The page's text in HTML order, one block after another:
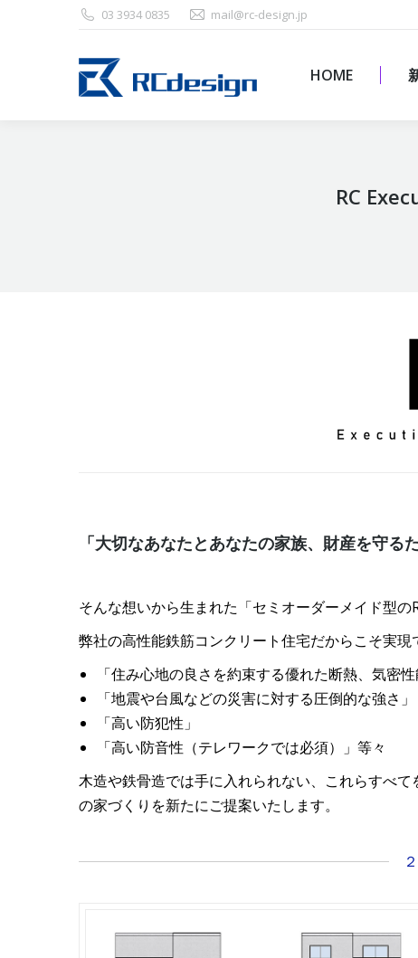
03 3934 0835 mail@rc-design.jp
HOME
RC
「大切なあなたとあなたの家族、財産を守る
そんな想いから生まれた「セミオーダーメイド型の
弊社の高性能鉄筋コンクリート住宅だからこそ実現
「住み心地の良さを約束する優れた断熱、気密性
「地震や台風などの災害に対する圧倒的な強さ」
「高い防犯性」
「高い防音性（テレワークでは必須）」等々
木造や鉄骨造では手に入れられない、これらすべ
の家づくりを新たにご提案いたします。
HOME